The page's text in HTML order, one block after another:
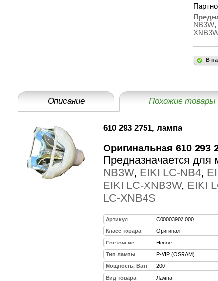
NB3W,
В
Описание Похожие товары
610 293 2751, лампа
Оригинальная 610 293
Предназначается для
NB3W, EIKI LC-NB4,
EIKI LC-XNB3W, EIKI
LC-XNB4S
Артикул
C00003902.000
Класс товара
Оригинал
Состояние
Новое
Тип лампы
P-VIP (OSRAM)
Мощность, Ватт
200
Вид товара
Лампа